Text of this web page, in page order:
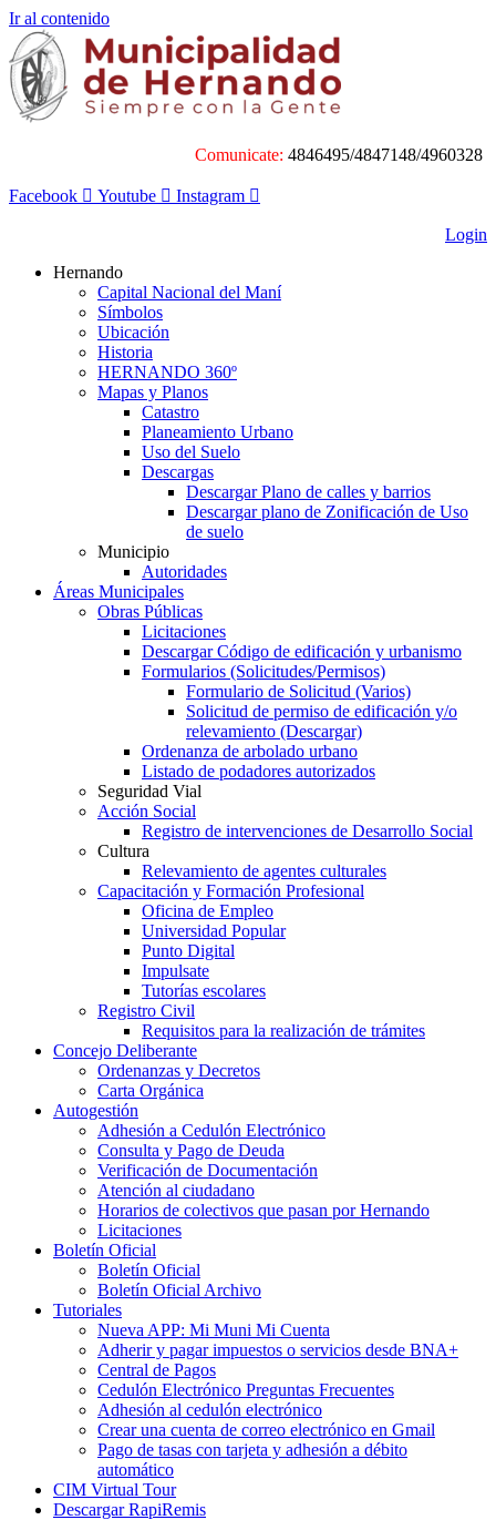
Ir al contenido
Comunicate: 4846495/4847148/4960328
Facebook Youtube Instagram
Login
Hernando
Capital Nacional del Maní
Símbolos
Ubicación
Historia
HERNANDO 360º
Mapas y Planos
Catastro
Planeamiento Urbano
Uso del Suelo
Descargas
Descargar Plano de calles y barrios
Descargar plano de Zonificación de Uso
de suelo
Municipio
Autoridades
Áreas Municipales
Obras Públicas
Licitaciones
Descargar Código de edificación y urbanismo
Formularios (Solicitudes/Permisos)
Formulario de Solicitud (Varios)
Solicitud de permiso de edificación y/o
relevamiento (Descargar)
Ordenanza de arbolado urbano
Listado de podadores autorizados
Seguridad Vial
Acción Social
Registro de intervenciones de Desarrollo Social
Cultura
Relevamiento de agentes culturales
Capacitación y Formación Profesional
Oficina de Empleo
Universidad Popular
Punto Digital
Impulsate
Tutorías escolares
Registro Civil
Requisitos para la realización de trámites
Concejo Deliberante
Ordenanzas y Decretos
Carta Orgánica
Autogestión
Adhesión a Cedulón Electrónico
Consulta y Pago de Deuda
Verificación de Documentación
Atención al ciudadano
Horarios de colectivos que pasan por Hernando
Licitaciones
Boletín Oficial
Boletín Oficial
Boletín Oficial Archivo
Tutoriales
Nueva APP: Mi Muni Mi Cuenta
Adherir y pagar impuestos o servicios desde BNA+
Central de Pagos
Cedulón Electrónico Preguntas Frecuentes
Adhesión al cedulón electrónico
Crear una cuenta de correo electrónico en Gmail
Pago de tasas con tarjeta y adhesión a débito
automático
CIM Virtual Tour
Descargar RapiRemis